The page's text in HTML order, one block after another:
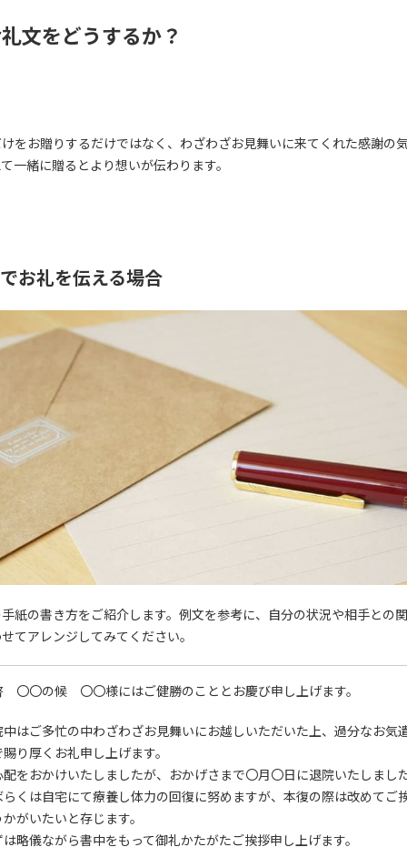
文をどうするか？
をお贈りするだけではなく、わざわざお見舞いに来てくれた感謝の
一緒に贈るとより想いが伝わります。
お礼を伝える場合
紙の書き方をご紹介します。例文を参考に、自分の状況や相手との
てアレンジしてみてください。
〇〇の候 〇〇様にはご健勝のこととお慶び申し上げます。
中はご多忙の中わざわざお見舞いにお越しいただいた上、過分なお気
り厚くお礼申し上げます。
配をおかけいたしましたが、おかげさまで〇月〇日に退院いたしまし
らくは自宅にて療養し体力の回復に努めますが、本復の際は改めてご
がいたいと存じます。
略儀ながら書中をもって御礼かたがたご挨拶申し上げます。